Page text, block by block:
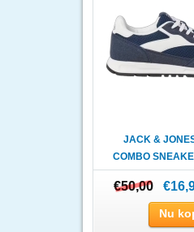
JACK &
COMBO
€50,00
€50,00
Nu